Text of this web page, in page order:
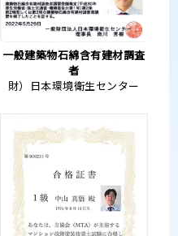
一般建築物石綿含有建材調査
者
財）日本環境衛生センター